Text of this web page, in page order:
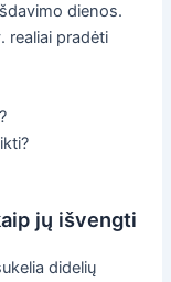
dienos.
realiai pradėti
jų išvengti
didelių